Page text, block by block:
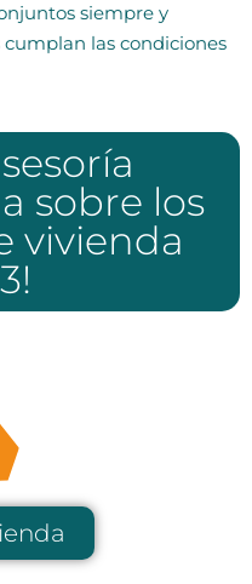
siempre y
las condiciones
sobre los
vivienda